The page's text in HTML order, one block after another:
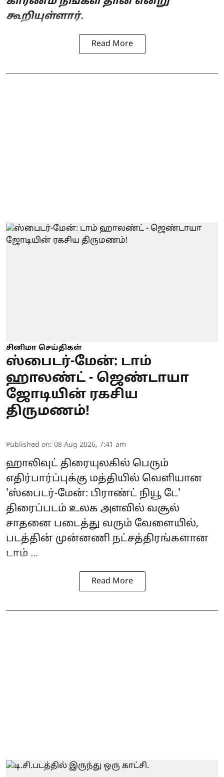
கூறியுள்ளார்.
Read More
சினிமா செய்திகள்
ஸ்பைடர்-மேன்: டாம்
ஹாலண்ட் - ஜெண்டாயா
ஜோடியின் ரகசிய
திருமணம்!
Published on: 08 Aug 2026, 7:41 am
ஹாலிவுட் திரையுலகில் பெரும்
எதிர்பார்ப்புக்கு மத்தியில் வெளியான
'ஸ்பைடர்-மேன்: பிராண்ட் நியூ டே'
திரைப்படம் உலக அளவில் வசூல்
சாதனை படைத்து வரும் வேளையில்,
படத்தின் முன்னணி நட்சத்திரங்களான
டாம் ...
Read More